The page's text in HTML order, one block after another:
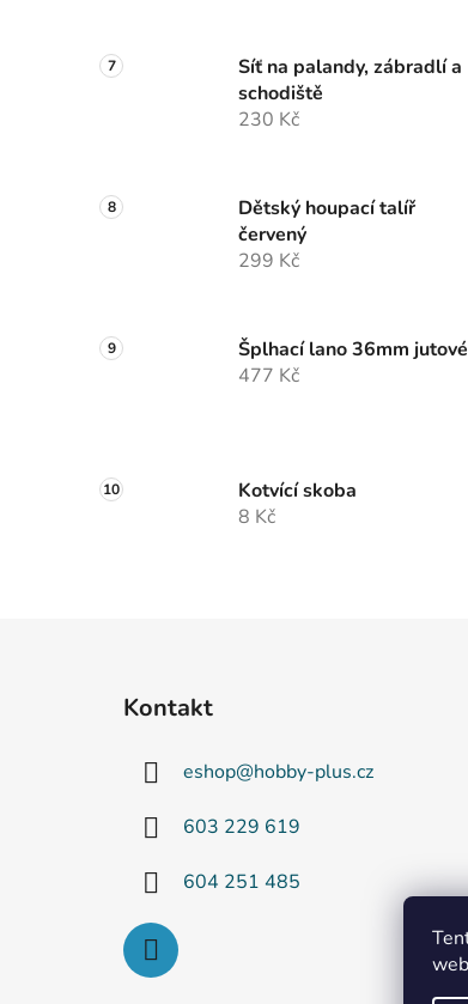
Síť na palandy, zábradlí a
schodiště
230 Kč
Dětský houpací talíř
červený
299 Kč
Šplhací lano 36mm jutové
477 Kč
Kotvící skoba
8 Kč
Kontakt
eshop@hobby-plus.cz
603 229 619
604 251 485